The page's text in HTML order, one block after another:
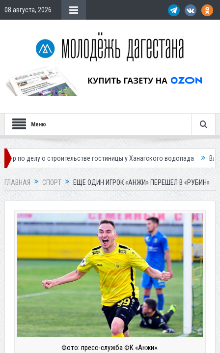
08 августа, 2026
Меню
строительстве гостиницы у Ханагского водопада Власти
ГЛАВНАЯ СПОРТ ЕЩЕ ОДИН ИГРОК «АНЖИ» ПЕРЕШЕЛ В «РУБИН»
Фото: пресс-служба ФК «Анжи».